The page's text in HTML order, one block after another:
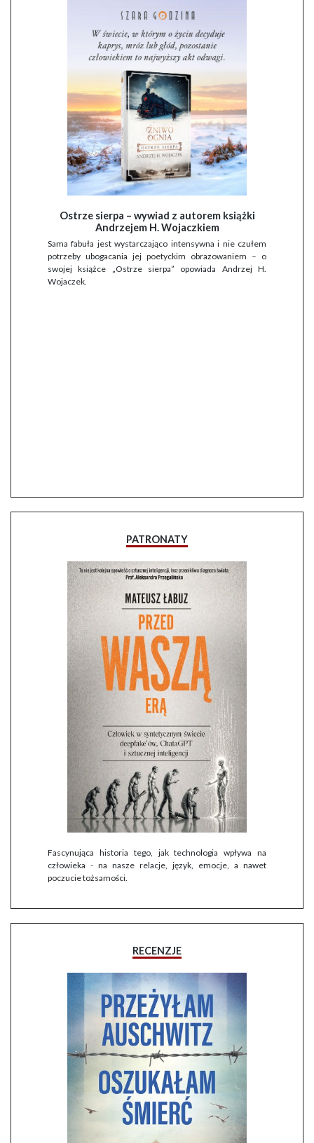
Ostrze sierpa – wywiad z autorem książki
Andrzejem H. Wojaczkiem
Sama fabuła jest wystarczająco intensywna i nie czułem
potrzeby ubogacania jej poetyckim obrazowaniem – o
swojej książce „Ostrze sierpa” opowiada Andrzej H.
Wojaczek.
PATRONATY
Fascynująca historia tego, jak technologia wpływa na
człowieka - na nasze relacje, język, emocje, a nawet
poczucie tożsamości.
RECENZJE